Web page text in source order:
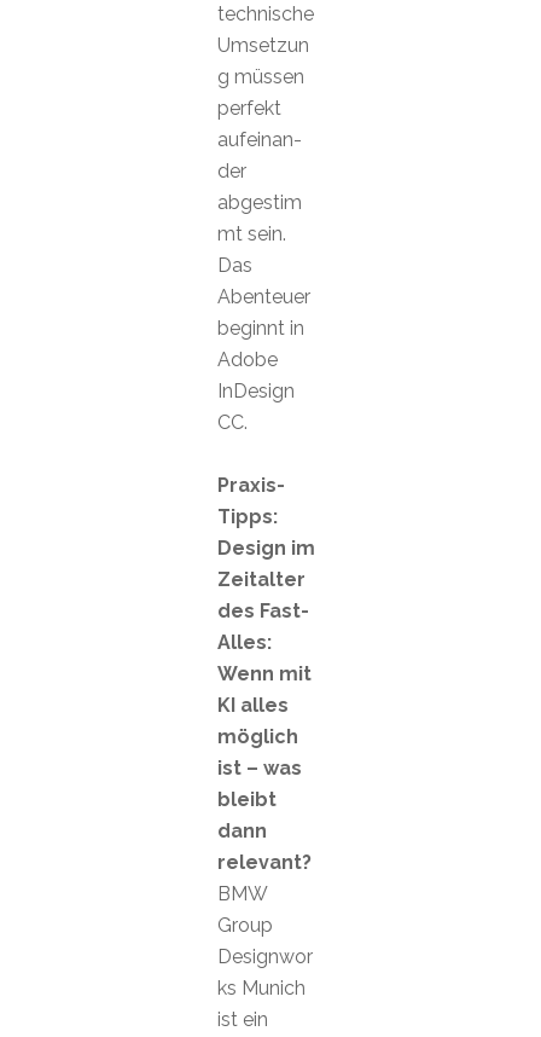
technische
Umsetzun
g müssen
perfekt
aufeinan-
der
abgestim
mt sein.
Das
Abenteuer
beginnt in
Adobe
InDesign
CC.
Praxis-
Tipps:
Design im
Zeitalter
des Fast-
Alles:
Wenn mit
KI alles
möglich
ist – was
bleibt
dann
relevant?
BMW
Group
Designwor
ks Munich
ist ein